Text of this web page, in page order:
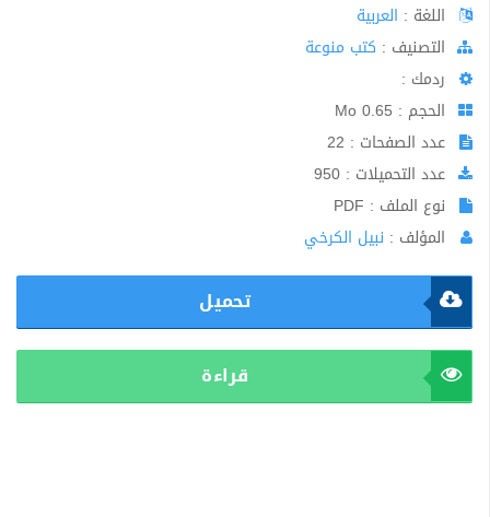
اللغة : العربية
اﻟﺘﺼﻨﻴﻒ : كتب منوعة
ردمك :
الحجم : 0.65 Mo
عدد الصفحات : 22
عدد التحميلات : 950
نوع الملف : PDF
المؤلف : نبيل الكرخي
تحميل
قراءة